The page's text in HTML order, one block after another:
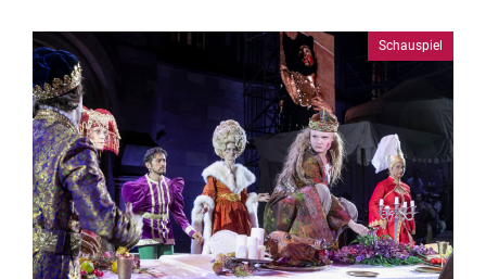
Schauspiel